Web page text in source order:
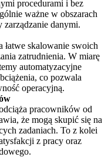
procedurami i bez
ważne w obszarach
danymi.
skalowanie swoich
zatrudnienia. W miarę
automatyzacyjne
co pozwala
operacyjną.
pracowników od
że mogą skupić się na
zadaniach. To z kolei
z pracy oraz